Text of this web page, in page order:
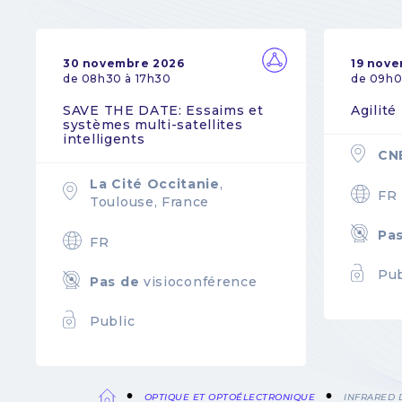
30 novembre 2026
de 08h30 à 17h30
SAVE THE DATE: Essaims et
systèmes multi-satellites
intelligents
La Cité Occitanie,
Toulouse, France
FR
Pas de visioconférence
Public
19
de
Agilité
FR
OPTIQUE ET OPTOÉLECTRONIQUE INFRARED